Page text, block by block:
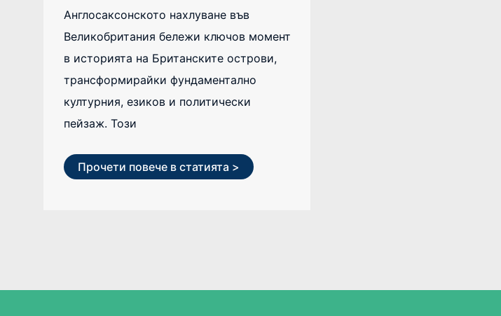
Англосаксонското нахлуване във
Великобритания бележи ключов момент
в историята на Британските острови,
трансформирайки фундаментално
културния, езиков и политически
пейзаж. Този
Прочети повече в статията >